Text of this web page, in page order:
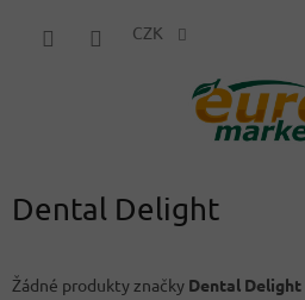
CZK
Dental Delight
Žádné produkty značky Dental Delight